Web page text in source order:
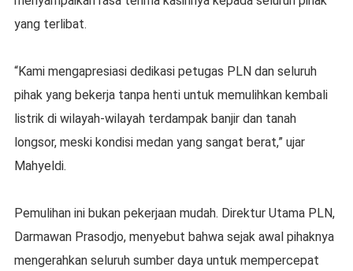
yang terlibat.
“Kami mengapresiasi dedikasi petugas PLN dan seluruh
pihak yang bekerja tanpa henti untuk memulihkan kembali
listrik di wilayah-wilayah terdampak banjir dan tanah
longsor, meski kondisi medan yang sangat berat,” ujar
Mahyeldi.
Pemulihan ini bukan pekerjaan mudah. Direktur Utama PLN,
Darmawan Prasodjo, menyebut bahwa sejak awal pihaknya
mengerahkan seluruh sumber daya untuk mempercepat